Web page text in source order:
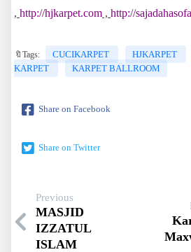
, http://hjkarpet.com , http://
🔖Tags: CUCIKARPET HJKARPET
KARPET
KARPET BALLROOM
Share on Facebook
Share on Twitter
Previous
MASJID
IZZATUL
ISLAM